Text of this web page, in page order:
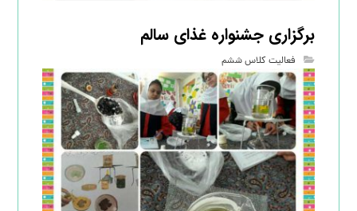
برگزاری جشنواره غذای سالم
فعالیت کلاس ششم